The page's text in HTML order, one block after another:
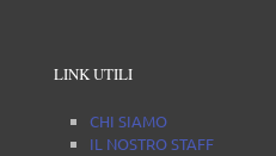
LINK UTILI
CHI SIAMO
IL NOSTRO STAFF